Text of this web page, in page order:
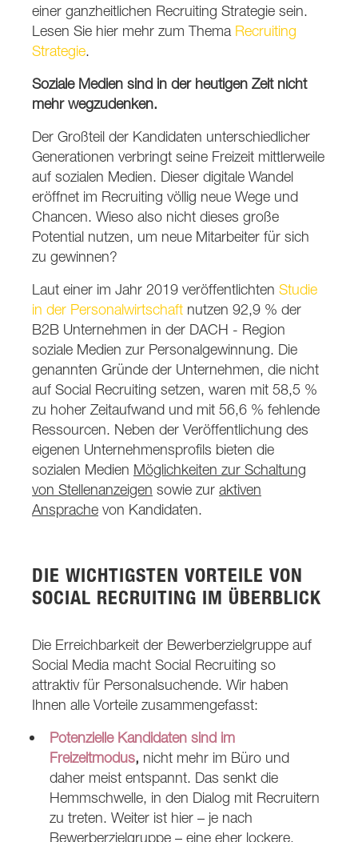
einer ganzheitlichen Recruiting Strategie sein.
Lesen Sie hier mehr zum Thema Recruiting
Strategie.
Soziale Medien sind in der heutigen Zeit nicht
mehr wegzudenken.
Der Großteil der Kandidaten unterschiedlicher
Generationen verbringt seine Freizeit mittlerweile
auf sozialen Medien. Dieser digitale Wandel
eröffnet im Recruiting völlig neue Wege und
Chancen. Wieso also nicht dieses große
Potential nutzen, um neue Mitarbeiter für sich
zu gewinnen?
Laut einer im Jahr 2019 veröffentlichten Studie
in der Personalwirtschaft nutzen 92,9 % der
B2B Unternehmen in der DACH - Region
soziale Medien zur Personalgewinnung. Die
genannten Gründe der Unternehmen, die nicht
auf Social Recruiting setzen, waren mit 58,5 %
zu hoher Zeitaufwand und mit 56,6 % fehlende
Ressourcen. Neben der Veröffentlichung des
eigenen Unternehmensprofils bieten die
sozialen Medien Möglichkeiten zur Schaltung
von Stellenanzeigen sowie zur aktiven
Ansprache von Kandidaten.
DIE WICHTIGSTEN VORTEILE VON
SOCIAL RECRUITING IM ÜBERBLICK
Die Erreichbarkeit der Bewerberzielgruppe auf
Social Media macht Social Recruiting so
attraktiv für Personalsuchende. Wir haben
Ihnen alle Vorteile zusammengefasst:
Potenzielle Kandidaten sind im
Freizeitmodus, nicht mehr im Büro und
daher meist entspannt. Das senkt die
Hemmschwelle, in den Dialog mit Recruitern
zu treten. Weiter ist hier – je nach
Bewerberzielgruppe – eine eher lockere,